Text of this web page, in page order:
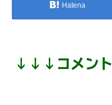
Hatena
↓ ↓ ↓ コメン